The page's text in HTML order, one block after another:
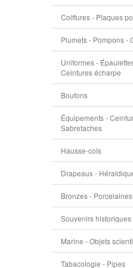
Coiffures - Plaques
Plumets - Pompons -
Uniformes -
Ceintures écharpe
Boutons
Équipements -
Sabretaches
Hausse-cols
Drapeaux -
Bronzes - Porcelaines
Souvenirs historiques
Marine - Objets
Tabacologie - Pipes